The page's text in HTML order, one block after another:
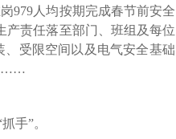
979人均按期完成春节前安全
产责任落至部门、班组及每位
受限空间以及电气安全基础
……
手”。